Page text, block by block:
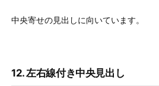
中央寄せの見出しに向いています。
12. 左右線付き中央見出し